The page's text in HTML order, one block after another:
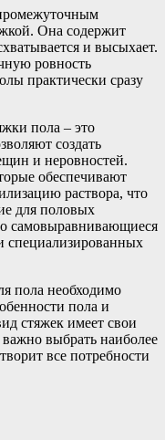
Она содержит
и высыхает.
ровность
практически сразу
пола – это
создать
и неровностей.
обеспечивают
раствора, что
для половых
самовыравнивающиеся
специализированных
пола необходимо
пола и
стяжек имеет свои
выбрать наиболее
все потребности